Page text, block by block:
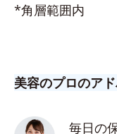
*角層範囲内
美容のプロのア
毎日の